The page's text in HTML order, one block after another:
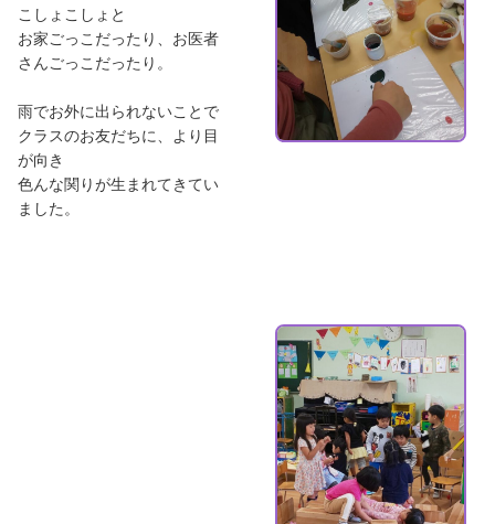
こしょこしょと
お家ごっこだったり、お医者
さんごっこだったり。
雨でお外に出られないことで
クラスのお友だちに、より目
が向き
色んな関りが生まれてきてい
ました。